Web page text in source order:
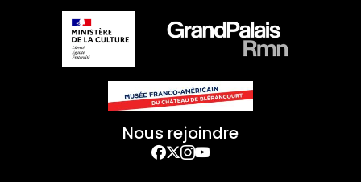
Nous rejoindre
Facebook
TwitterInstagram
YouTube